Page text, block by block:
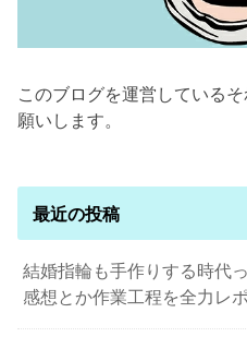
このブログを運営している
願いします。
最近の投稿
結婚指輪も手作りする時代
感想とか作業工程を全力レ